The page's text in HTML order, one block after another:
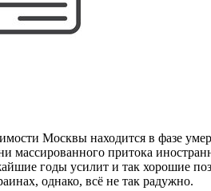
Москвы находится в фазе
массированного притока
годы усилит и так хорошие
однако, всё не так радужно.